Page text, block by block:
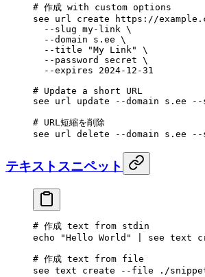
# 作成 with custom options
see url create https://
  --slug
my-link \
  --domain
s.ee \
  --title
"My Link"
\
  --password
secret \
  --expires
2024-12-31
# Update a short URL
see url update --domain s.ee --
# URL短縮を削除
see url delete --domain s.ee --
テキストスニペット
# 作成 text from stdin
echo "Hello World" see text
# 作成 text from file
see text create --file ./